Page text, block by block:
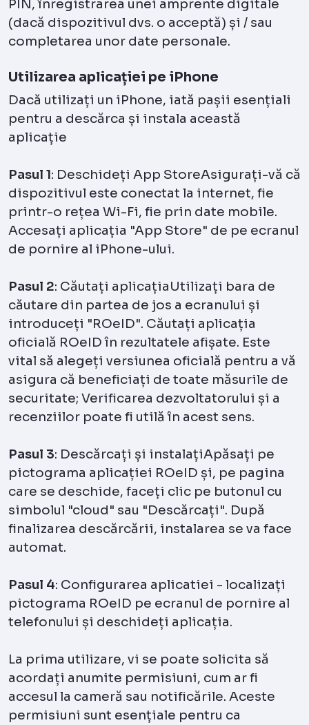
PIN, înregistrarea unei amprente digitale
(dacă dispozitivul dvs. o acceptă) și / sau
completarea unor date personale.
Utilizarea aplicației pe iPhone
Dacă utilizați un iPhone, iată pașii esențiali
pentru a descărca și instala această
aplicație
Pasul 1: Deschideți App StoreAsigurați-vă că
dispozitivul este conectat la internet, fie
printr-o rețea Wi-Fi, fie prin date mobile.
Accesați aplicația "App Store" de pe ecranul
de pornire al iPhone-ului.
Pasul 2: Căutați aplicațiaUtilizați bara de
căutare din partea de jos a ecranului și
introduceți "ROeID". Căutați aplicația
oficială ROeID în rezultatele afișate. Este
vital să alegeți versiunea oficială pentru a vă
asigura că beneficiați de toate măsurile de
securitate; Verificarea dezvoltatorului și a
recenziilor poate fi utilă în acest sens.
Pasul 3: Descărcați și instalațiApăsați pe
pictograma aplicației ROeID și, pe pagina
care se deschide, faceți clic pe butonul cu
simbolul "cloud" sau "Descărcați". După
finalizarea descărcării, instalarea se va face
automat.
Pasul 4: Configurarea aplicatiei - localizați
pictograma ROeID pe ecranul de pornire al
telefonului și deschideți aplicația.
La prima utilizare, vi se poate solicita să
acordați anumite permisiuni, cum ar fi
accesul la cameră sau notificările. Aceste
permisiuni sunt esențiale pentru ca